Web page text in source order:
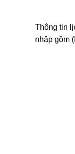
Thông tin
nhập gồm